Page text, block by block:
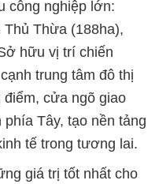
công nghiệp lớn:
Thủ Thừa (188ha),
hữu vị trí chiến
trung tâm đô thị
cửa ngõ giao
Tây, tạo nền tảng
tế trong tương lai.
giá trị tốt nhất cho